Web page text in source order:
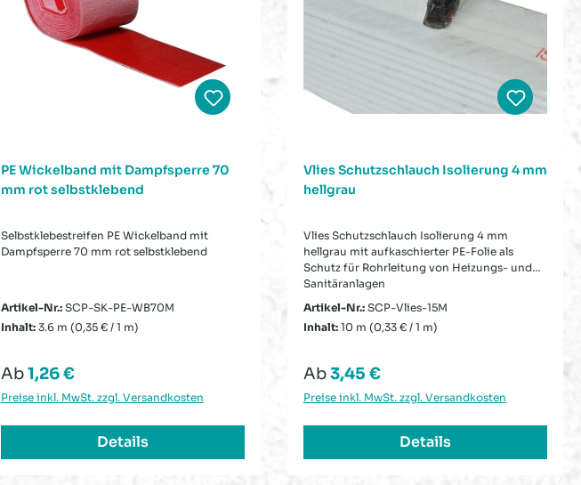
PE Wickelband mit Dampfsperre 70
mm rot selbstklebend
Selbstklebestreifen PE Wickelband mit
Dampfsperre 70 mm rot selbstklebend
Artikel-Nr.: SCP-SK-PE-WB70M
Inhalt: 3.6 m (0,35 € / 1 m)
Regulärer Preis:
Ab1,26 €
Preise inkl. MwSt. zzgl. Versandkosten
Details
Vlies Schutzschlauch Isolierung 4 mm
hellgrau
Vlies Schutzschlauch Isolierung 4 mm
hellgrau mit aufkaschierter PE-Folie als
Schutz für Rohrleitung von Heizungs- und
Sanitäranlagen
Artikel-Nr.: SCP-Vlies-15M
Inhalt: 10 m (0,33 € / 1 m)
Regulärer Preis:
Ab3,45 €
Preise inkl. MwSt. zzgl. Versandkosten
Details